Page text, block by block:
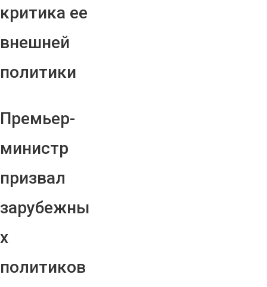
критика ее
внешней
политики
Премьер-
министр
призвал
зарубежны
х
политиков